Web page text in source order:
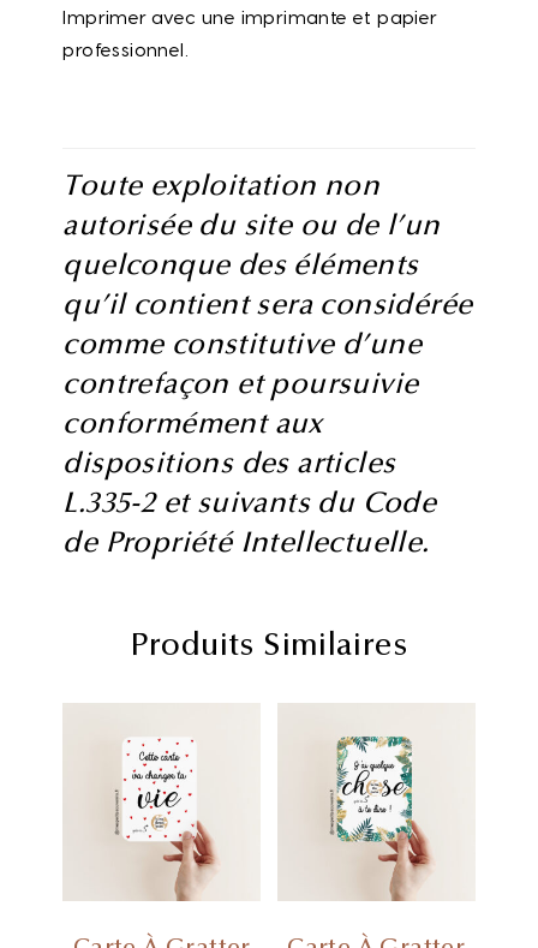
Imprimer avec une imprimante et papier
professionnel.
Toute exploitation non
autorisée du site ou de l’un
quelconque des éléments
qu’il contient sera considérée
comme constitutive d’une
contrefaçon et poursuivie
conformément aux
dispositions des articles
L.335-2 et suivants du Code
de Propriété Intellectuelle.
Produits Similaires